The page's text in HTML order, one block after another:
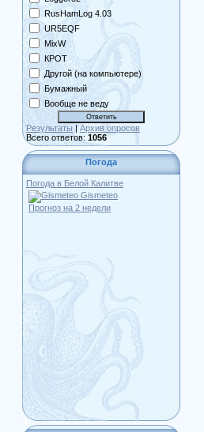
RusHamLog 4.03
UR5EQF
MixW
КРОТ
Другой (на компьютере)
Бумажный
Вообще не веду
Результаты | Архив опросов
Всего ответов: 1056
Погода
Погода в Белой Калитве
Gismeteo
Прогноз на 2 недели